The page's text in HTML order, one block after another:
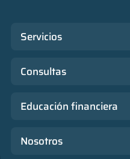
Servicios
Consultas
Educación financiera
Nosotros